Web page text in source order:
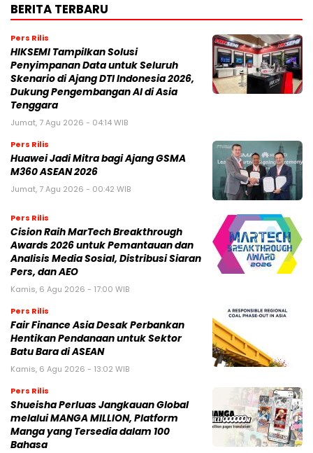
BERITA TERBARU
Pers Rilis
HIKSEMI Tampilkan Solusi
Penyimpanan Data untuk Seluruh
Skenario di Ajang DTI Indonesia 2026,
Dukung Pengembangan AI di Asia
Tenggara
Jumat, 7 Agu 2026 - 04:14 WIB
Pers Rilis
Huawei Jadi Mitra bagi Ajang GSMA
M360 ASEAN 2026
Jumat, 7 Agu 2026 - 00:42 WIB
Pers Rilis
Cision Raih MarTech Breakthrough
Awards 2026 untuk Pemantauan dan
Analisis Media Sosial, Distribusi Siaran
Pers, dan AEO
Kamis, 6 Agu 2026 - 17:00 WIB
Pers Rilis
Fair Finance Asia Desak Perbankan
Hentikan Pendanaan untuk Sektor
Batu Bara di ASEAN
Kamis, 6 Agu 2026 - 13:02 WIB
Pers Rilis
Shueisha Perluas Jangkauan Global
melalui MANGA MILLION, Platform
Manga yang Tersedia dalam 100
Bahasa